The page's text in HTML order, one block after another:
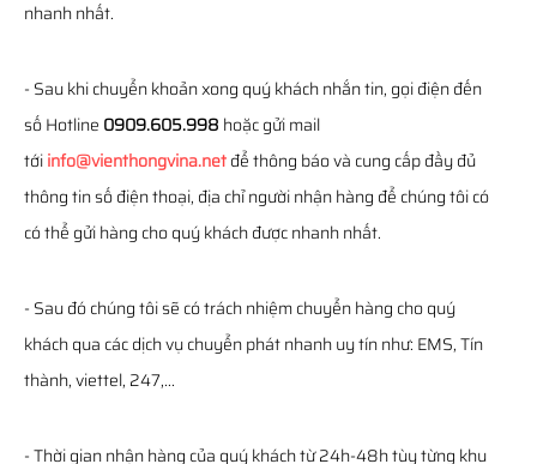
nhanh nhất.
- Sau khi chuyển khoản xong quý khách nhắn tin, gọi điện đến
số Hotline 0909.605.998 hoặc gửi mail
tớiinfo@vienthongvina.netđể thông báo và cung cấp đầy đủ
thông tin số điện thoại, địa chỉ người nhận hàng để chúng tôi có
có thể gửi hàng cho quý khách được nhanh nhất.
- Sau đó chúng tôi sẽ có trách nhiệm chuyển hàng cho quý
khách qua các dịch vụ chuyển phát nhanh uy tín như: EMS, Tín
thành, viettel, 247,...
- Thời gian nhận hàng của quý khách từ 24h-48h tùy từng khu